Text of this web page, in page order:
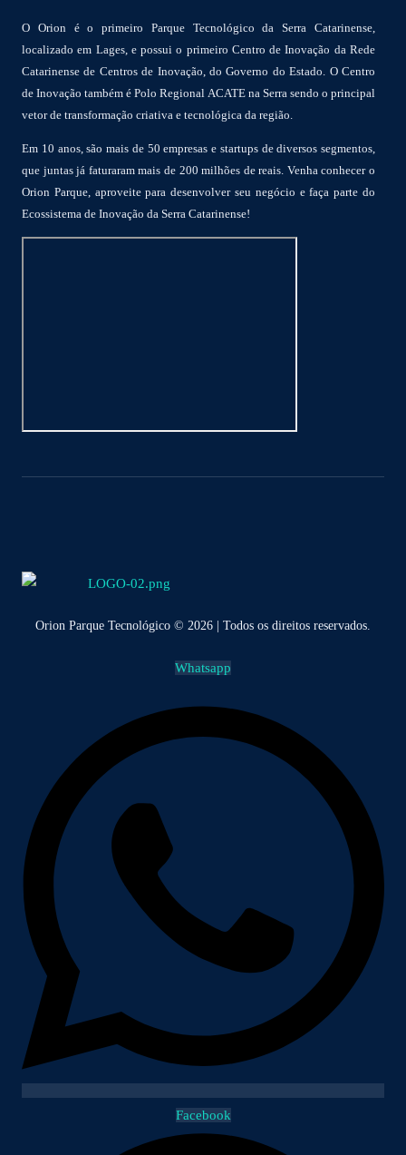
O Orion é o primeiro Parque Tecnológico da Serra Catarinense,
localizado em Lages, e possui o primeiro Centro de Inovação da Rede
Catarinense de Centros de Inovação, do Governo do Estado. O Centro
de Inovação também é Polo Regional ACATE na Serra sendo o principal
vetor de transformação criativa e tecnológica da região.
Em 10 anos, são mais de 50 empresas e startups de diversos segmentos,
que juntas já faturaram mais de 200 milhões de reais. Venha conhecer o
Orion Parque, aproveite para desenvolver seu negócio e faça parte do
Ecossistema de Inovação da Serra Catarinense!
Orion Parque Tecnológico © 2026 | Todos os direitos reservados.
Whatsapp
Facebook